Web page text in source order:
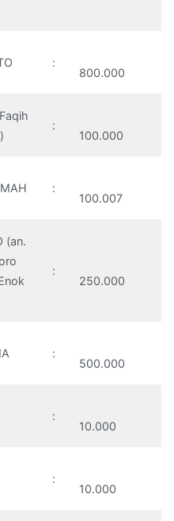
:
800.000
:
100.000
:
100.007
(an.
:
250.000
:
500.000
:
10.000
:
10.000